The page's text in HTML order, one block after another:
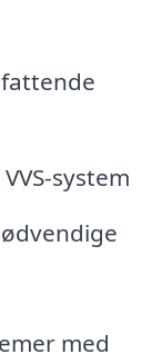
system
med